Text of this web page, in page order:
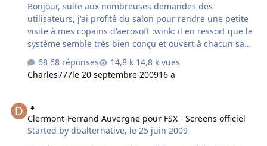
Bonjour, suite aux nombreuses demandes des
utilisateurs, j'ai profité du salon pour rendre une petite
visite à mes copains d'aerosoft :wink: il en ressort que le
système semble très bien conçu et ouvert à chacun sans
notion de dépendances ! j'ai donc convenu avec eux de
lancer les premiers tests dans les jours à venir pour
passer toute la gamme compatible AES.
68 réponses
14,8 k vues
Charles777le 20 septembre 200916 a
Clermont-Ferrand Auvergne pour FSX - Screens officiel
Started bydbalternative, le 25 juin 2009